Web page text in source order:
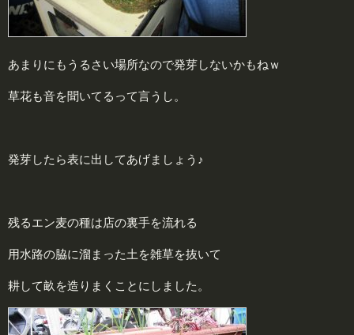
あまりにもうるさい場所なので発芽しないかもねｗ
草花も音を聞いてるって言うし。
発芽したら表に出してあげましょう♪
残るエン麦の種は店の裏手を流れる
用水路の脇に溜まった土を雑草を抜いて
耕して畝を造りまくことにしました。